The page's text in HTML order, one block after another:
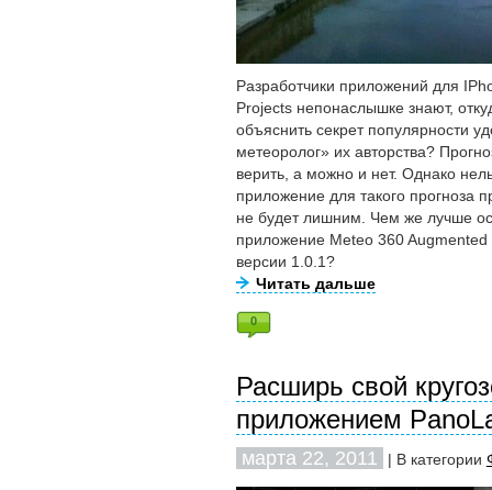
Разработчики приложений для
Projects непонаслышке знают,
объяснить секрет популярности
метеоролог» их авторства?
верить, а можно и нет. Однако
приложение для такого прогноза
не будет лишним. Чем же лучше
приложение Meteo 360
версии 1.0.1?
Читать дальше
0
Расширь свой
приложением
марта 22, 2011 | В категории